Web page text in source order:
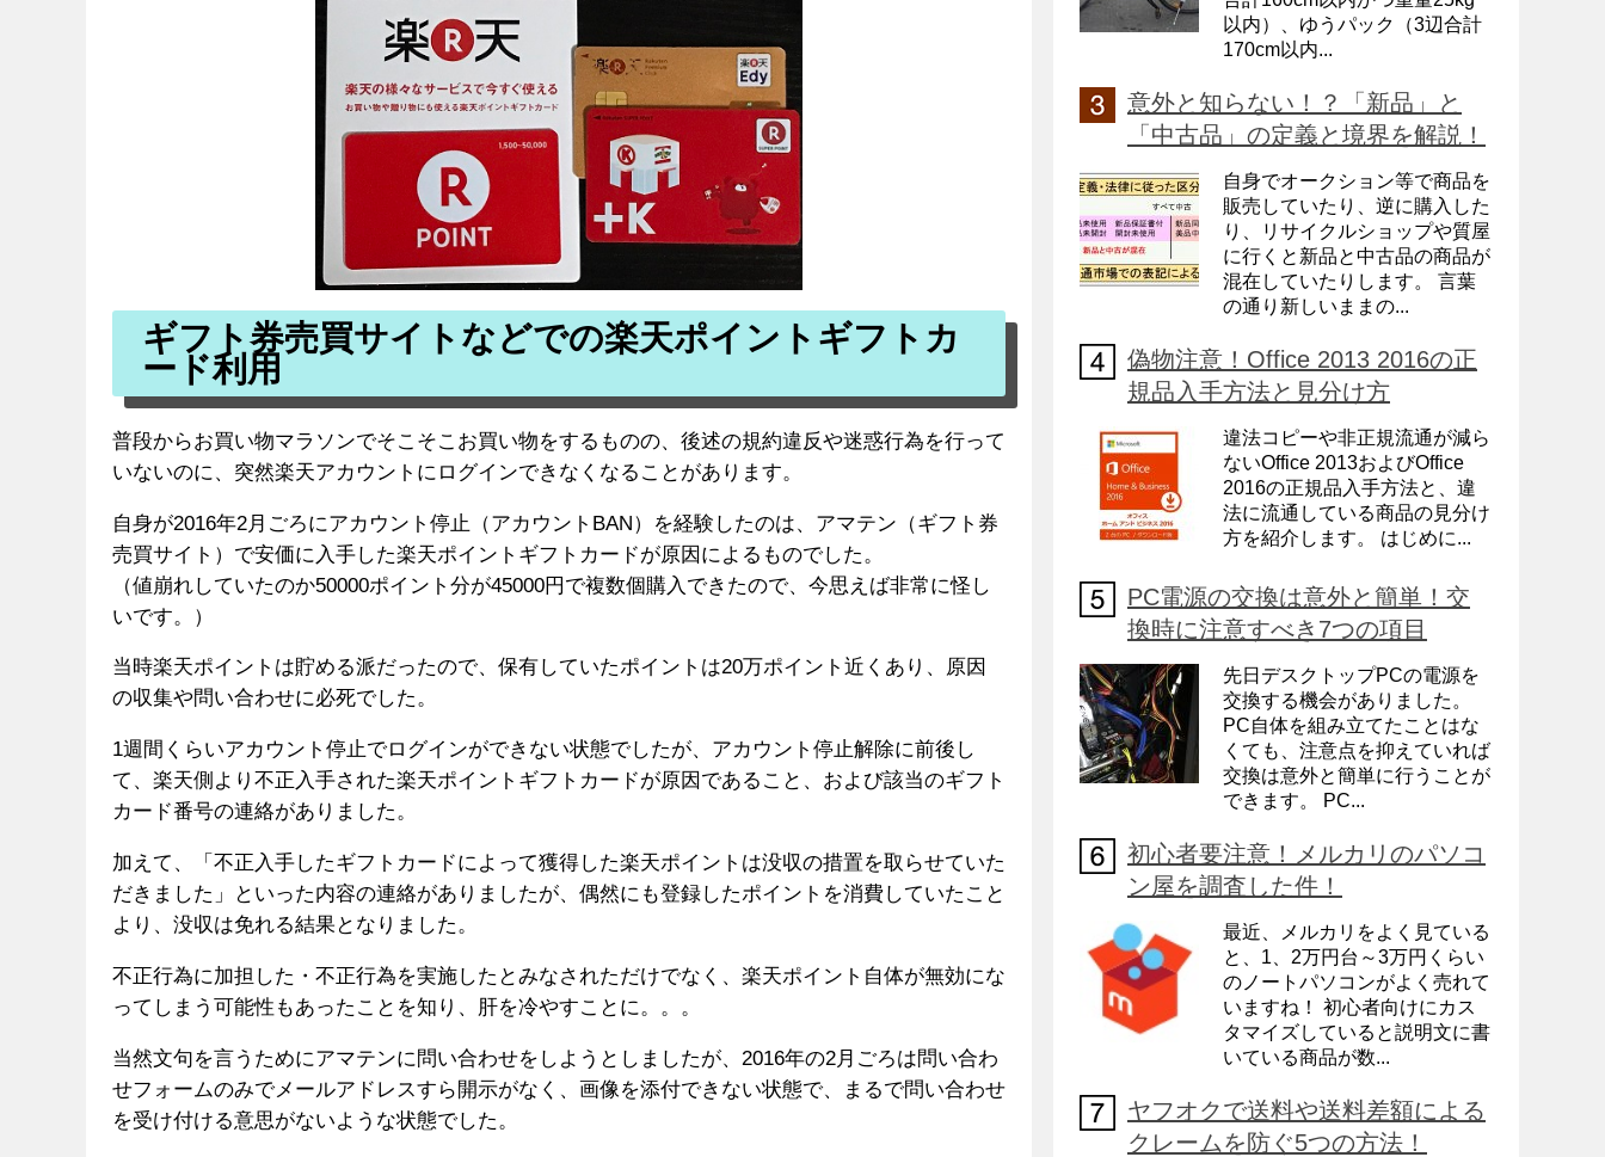
ギフト券売買サイトなどでの楽天ポイントギフトカ
ード利用
普段からお買い物マラソンでそこそこお買い物をするものの、後述の規約違反や迷惑行為を行って
いないのに、突然楽天アカウントにログインできなくなることがあります。
自身が2016年2月ごろにアカウント停止（アカウントBAN）を経験したのは、アマテン（ギフト券
売買サイト）で安価に入手した楽天ポイントギフトカードが原因によるものでした。
（値崩れしていたのか50000ポイント分が45000円で複数個購入できたので、今思えば非常に怪し
いです。）
当時楽天ポイントは貯める派だったので、保有していたポイントは20万ポイント近くあり、原因
の収集や問い合わせに必死でした。
1週間くらいアカウント停止でログインができない状態でしたが、アカウント停止解除に前後し
て、楽天側より不正入手された楽天ポイントギフトカードが原因であること、および該当のギフト
カード番号の連絡がありました。
加えて、「不正入手したギフトカードによって獲得した楽天ポイントは没収の措置を取らせていた
だきました」といった内容の連絡がありましたが、偶然にも登録したポイントを消費していたこと
より、没収は免れる結果となりました。
不正行為に加担した・不正行為を実施したとみなされただけでなく、楽天ポイント自体が無効にな
ってしまう可能性もあったことを知り、肝を冷やすことに。。。
当然文句を言うためにアマテンに問い合わせをしようとしましたが、2016年の2月ごろは問い合わ
せフォームのみでメールアドレスすら開示がなく、画像を添付できない状態で、まるで問い合わせ
を受け付ける意思がないような状態でした。
以内）、ゆうパック（3辺合計
170cm以内...
意外と知らない！？「新品」と
「中古品」の定義と境界を解説！
自身でオークション等で商品を
販売していたり、逆に購入した
り、リサイクルショップや質屋
に行くと新品と中古品の商品が
混在していたりします。 言葉
の通り新しいままの...
偽物注意！Office 2013 2016の正
規品入手方法と見分け方
違法コピーや非正規流通が減ら
ないOffice 2013およびOffice
2016の正規品入手方法と、違
法に流通している商品の見分け
方を紹介します。 はじめに...
PC電源の交換は意外と簡単！交
換時に注意すべき7つの項目
先日デスクトップPCの電源を
交換する機会がありました。
PC自体を組み立てたことはな
くても、注意点を抑えていれば
交換は意外と簡単に行うことが
できます。 PC...
初心者要注意！メルカリのパソコ
ン屋を調査した件！
最近、メルカリをよく見ている
と、1、2万円台～3万円くらい
のノートパソコンがよく売れて
いますね！ 初心者向けにカス
タマイズしていると説明文に書
いている商品が数...
ヤフオクで送料や送料差額による
クレームを防ぐ5つの方法！